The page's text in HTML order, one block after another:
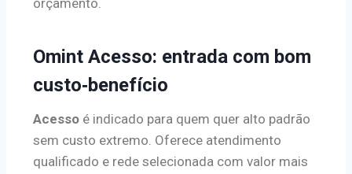
orçamento.
Omint Acesso: entrada com bom
custo‑benefício
Acesso é indicado para quem quer alto padrão
sem custo extremo. Oferece atendimento
qualificado e rede selecionada com valor mais